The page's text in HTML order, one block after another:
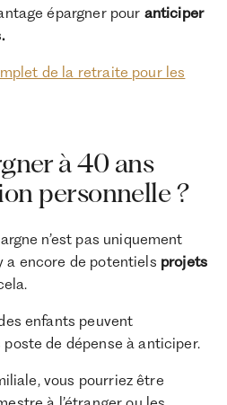
épargner pour anticiper
de la retraite pour les
à 40 ans
personnelle ?
n’est pas uniquement
a encore de potentiels projets
enfants peuvent
de dépense à anticiper.
vous pourriez être